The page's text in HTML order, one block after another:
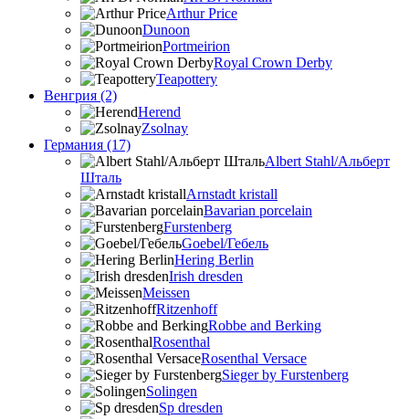
Arthur Price
Dunoon
Portmeirion
Royal Crown Derby
Teapottery
Венгрия (2)
Herend
Zsolnay
Германия (17)
Albert Stahl/Альбеpт
Шталь
Arnstadt kristall
Bavarian porcelain
Furstenberg
Goebel/Гебель
Hering Berlin
Irish dresden
Meissen
Ritzenhoff
Robbe and Berking
Rosenthal
Rosenthal Versace
Sieger by Furstenberg
Solingen
Sp dresden